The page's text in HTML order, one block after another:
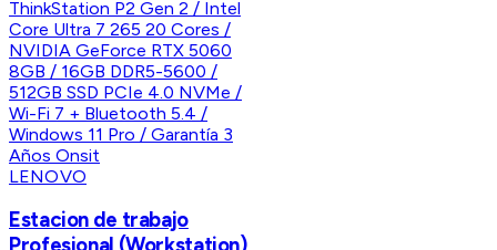
LENOVO
Estacion de trabajo